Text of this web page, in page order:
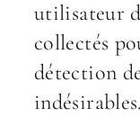
utilisateur
collectés
détection
indésirables.